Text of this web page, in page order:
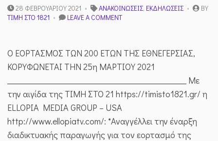
28 ΦΕΒΡΟΥΑΡΊΟΥ 2021 ΑΝΑΚΟΙΝΏΣΕΙΣ, ΕΚΔΗΛΏΣΕΙΣ
BY
ΤΙΜΉ ΣΤΟ 1821
LEAVE A COMMENTON
200
ΕΤΩΝ
ΤΗΣ
ΚΟΡΥΦΩΝΕΤΑΙ
ΤΗΝ
25Η
ΜΑΡΤΙΟΥ
2021
Ο ΕΟΡΤΑΣΜΟΣ ΤΩΝ 200 ΕΤΩΝ ΤΗΣ ΕΘΝΕΓΕΡΣΙΑΣ,
ΚΟΡΥΦΩΝΕΤΑΙ ΤΗΝ 25η ΜΑΡΤΙΟΥ 2021
______________________________________________ Με
την αιγίδα της ΤΙΜΗ ΣΤΟ 21 https://timisto1821.gr/ η
ELLOPIA MEDIA GROUP – USA
http://www.ellopiatv.com/: *Αναγγέλλει την έναρξη
διαδικτυακής παραγωγής για τον εορτασμό της